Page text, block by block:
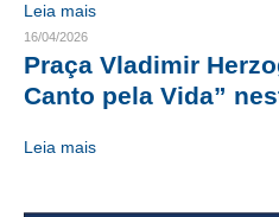
ORGANOGRAMA
CRESCE BRASIL
CONSELHO TECNOLÓGICO
Leia mais
16/04/2026
Praça Vladimir
Canto pela Vida”
Leia mais